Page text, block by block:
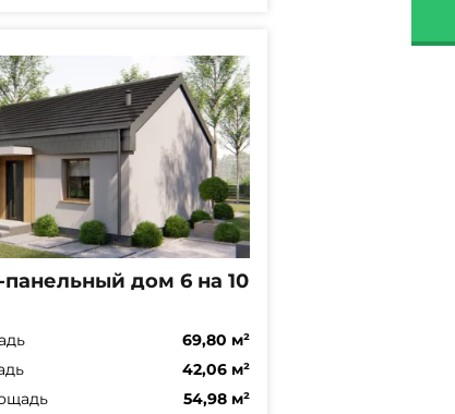
дом 6 на 10
69,80 м²
42,06 м²
54,98 м²